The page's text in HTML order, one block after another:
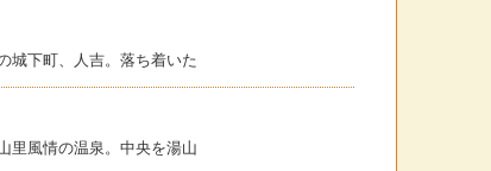
城下町、人吉。落ち着いた
里風情の温泉。中央を湯山